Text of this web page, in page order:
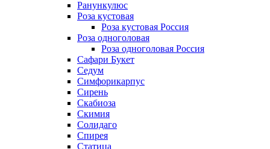
Ранункулюс
Роза кустовая
Роза кустовая Россия
Роза одноголовая
Роза одноголовая Россия
Сафари Букет
Седум
Симфорикарпус
Сирень
Скабиоза
Скимия
Солидаго
Спирея
Статица